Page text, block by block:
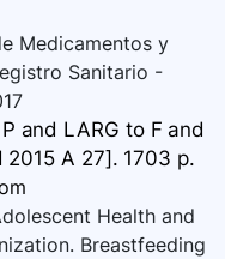
Medicamentos y
Sanitario -
and LARG to F and
2015 A 27]. 1703 p.
Health and
Breastfeeding